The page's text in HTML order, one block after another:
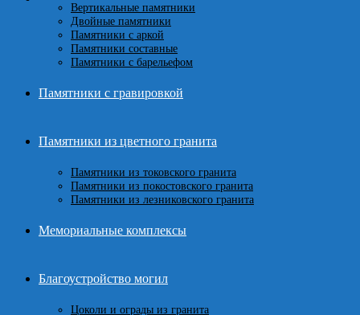
Вертикальные памятники
Двойные памятники
Памятники с аркой
Памятники составные
Памятники с барельефом
Памятники с гравировкой
Памятники из цветного гранита
Памятники из токовского гранита
Памятники из покостовского гранита
Памятники из лезниковского гранита
Мемориальные комплексы
Благоустройство могил
Цоколи и ограды из гранита